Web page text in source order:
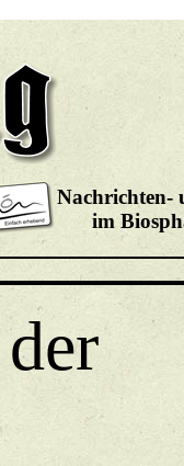
Nachrichten-
im